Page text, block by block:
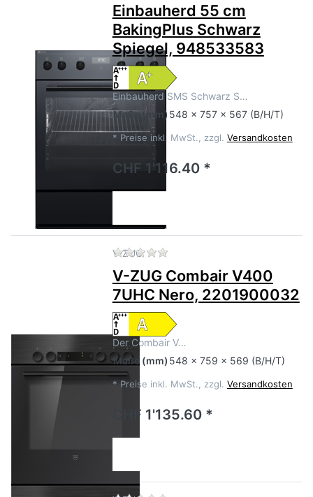
Einbauherd 55 cm
BakingPlus Schwarz
Spiegel, 948533583
Einbauherd SMS Schwarz S…
Maße(mm) 548 x 757 x 567 (B/H/T)
* Preise inkl. MwSt., zzgl. Versandkosten
CHF 1'116.40 *
V-ZUG Zu diesem Produkt liegen
V-ZUG Combair V400
7UHC Nero, 2201900032
Der Combair V…
Maße (mm) 548 x 759 x 569 (B/H/T)
* Preise inkl. MwSt., zzgl. Versandkosten
CHF 1'135.60 *